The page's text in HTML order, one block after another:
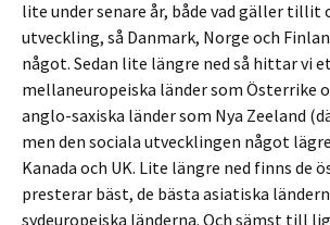
lite under senare år, både vad gäller tillit
utveckling, så Danmark, Norge och
något. Sedan lite längre ned så hittar vi
mellaneuropeiska länder som Österrike
anglo-saxiska länder som Nya Zeeland
men den sociala utvecklingen något
Kanada och UK. Lite längre ned finns de
presterar bäst, de bästa asiatiska
sydeuropeiska länderna. Och sämst till